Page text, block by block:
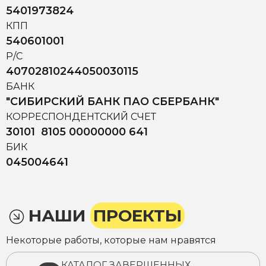
5401973824
КПП
540601001
Р/С
40702810244050030115
БАНК
"СИБИРСКИЙ БАНК ПАО СБЕРБАНК"
КОРРЕСПОНДЕНТСКИЙ СЧЕТ
30101 8105 00000000 641
БИК
045004641
НАШИ ПРОЕКТЫ
Некоторые работы, которые нам нравятся